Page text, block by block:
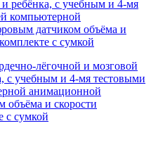
лёгочной и мозговой
с учебным и 4-мя тестовыми
анимационной
и скорости
с сумкой